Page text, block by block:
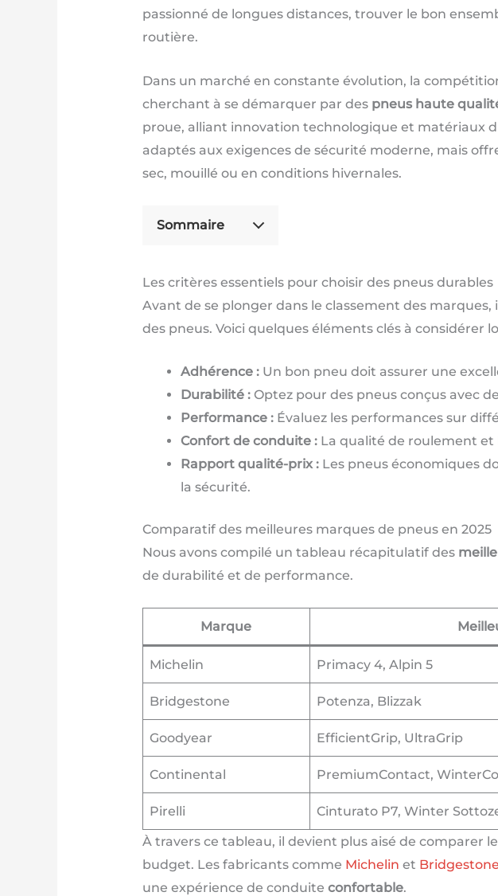
passionné de longues distances, trouver le bon
routière.
Dans un marché en constante évolution, la
cherchant à se démarquer par des pneus haute
proue, alliant innovation technologique et matériaux
adaptés aux exigences de sécurité moderne, mais
sec, mouillé ou en conditions hivernales.
Sommaire
Les critères essentiels pour choisir des pneus durables
Avant de se plonger dans le classement des
des pneus. Voici quelques éléments clés à considérer
Adhérence :Un bon pneu doit assurer une
Durabilité :Optez pour des pneus conçus avec
Performance :Évaluez les performances sur
Confort de conduite :La qualité de roulement et
Rapport qualité-prix :Les pneus économiques
la sécurité.
Comparatif des meilleures marques de pneus en 2025
Nous avons compilé un tableau récapitulatif des
de durabilité et de performance.
Marque
Michelin Primacy 4, Alpin 5
Bridgestone Potenza, Blizzak
Goodyear EfficientGrip, UltraGrip
Continental PremiumContact,
Pirelli Cinturato P7, Winter
À travers ce tableau, il devient plus aisé de comparer
budget. Les fabricants comme Michelin et Bridgestone
une expérience de conduite confortable.